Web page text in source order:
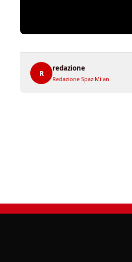
R
redazione
Redazione SpaziMilan